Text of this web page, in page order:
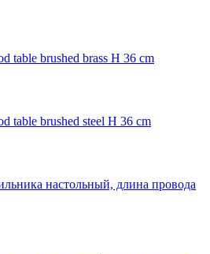
table brushed brass H 36 cm
table brushed steel H 36 cm
настольный, длина провода